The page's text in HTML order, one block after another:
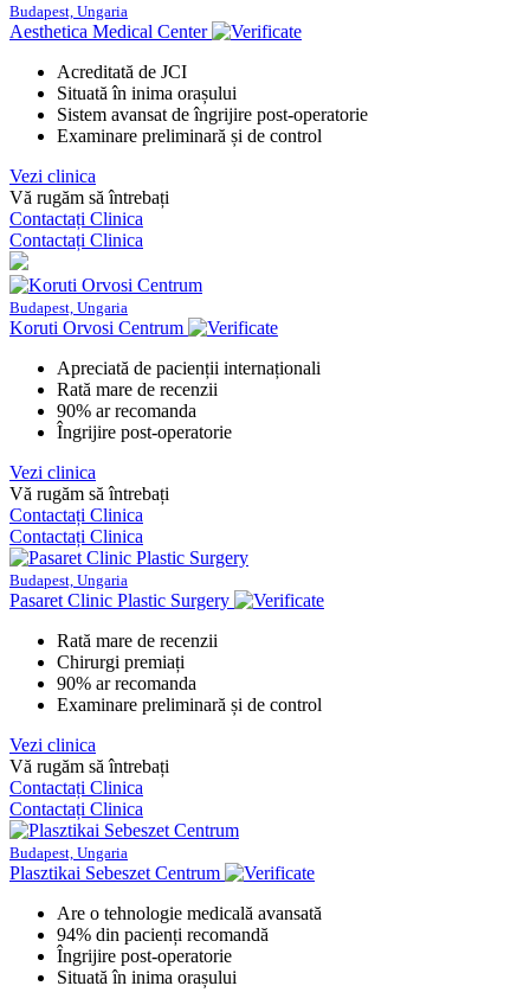
Budapest, Ungaria
Aesthetica Medical Center
Acreditată de JCI
Situată în inima orașului
Sistem avansat de îngrijire post-operatorie
Examinare preliminară și de control
Vezi clinica
Vă rugăm să întrebați
Contactați Clinica
Contactați Clinica
Budapest, Ungaria
Koruti Orvosi Centrum
Apreciată de pacienții internaționali
Rată mare de recenzii
90% ar recomanda
Îngrijire post-operatorie
Vezi clinica
Vă rugăm să întrebați
Contactați Clinica
Contactați Clinica
Budapest, Ungaria
Pasaret Clinic Plastic Surgery
Rată mare de recenzii
Chirurgi premiați
90% ar recomanda
Examinare preliminară și de control
Vezi clinica
Vă rugăm să întrebați
Contactați Clinica
Contactați Clinica
Budapest, Ungaria
Plasztikai Sebeszet Centrum
Are o tehnologie medicală avansată
94% din pacienți recomandă
Îngrijire post-operatorie
Situată în inima orașului